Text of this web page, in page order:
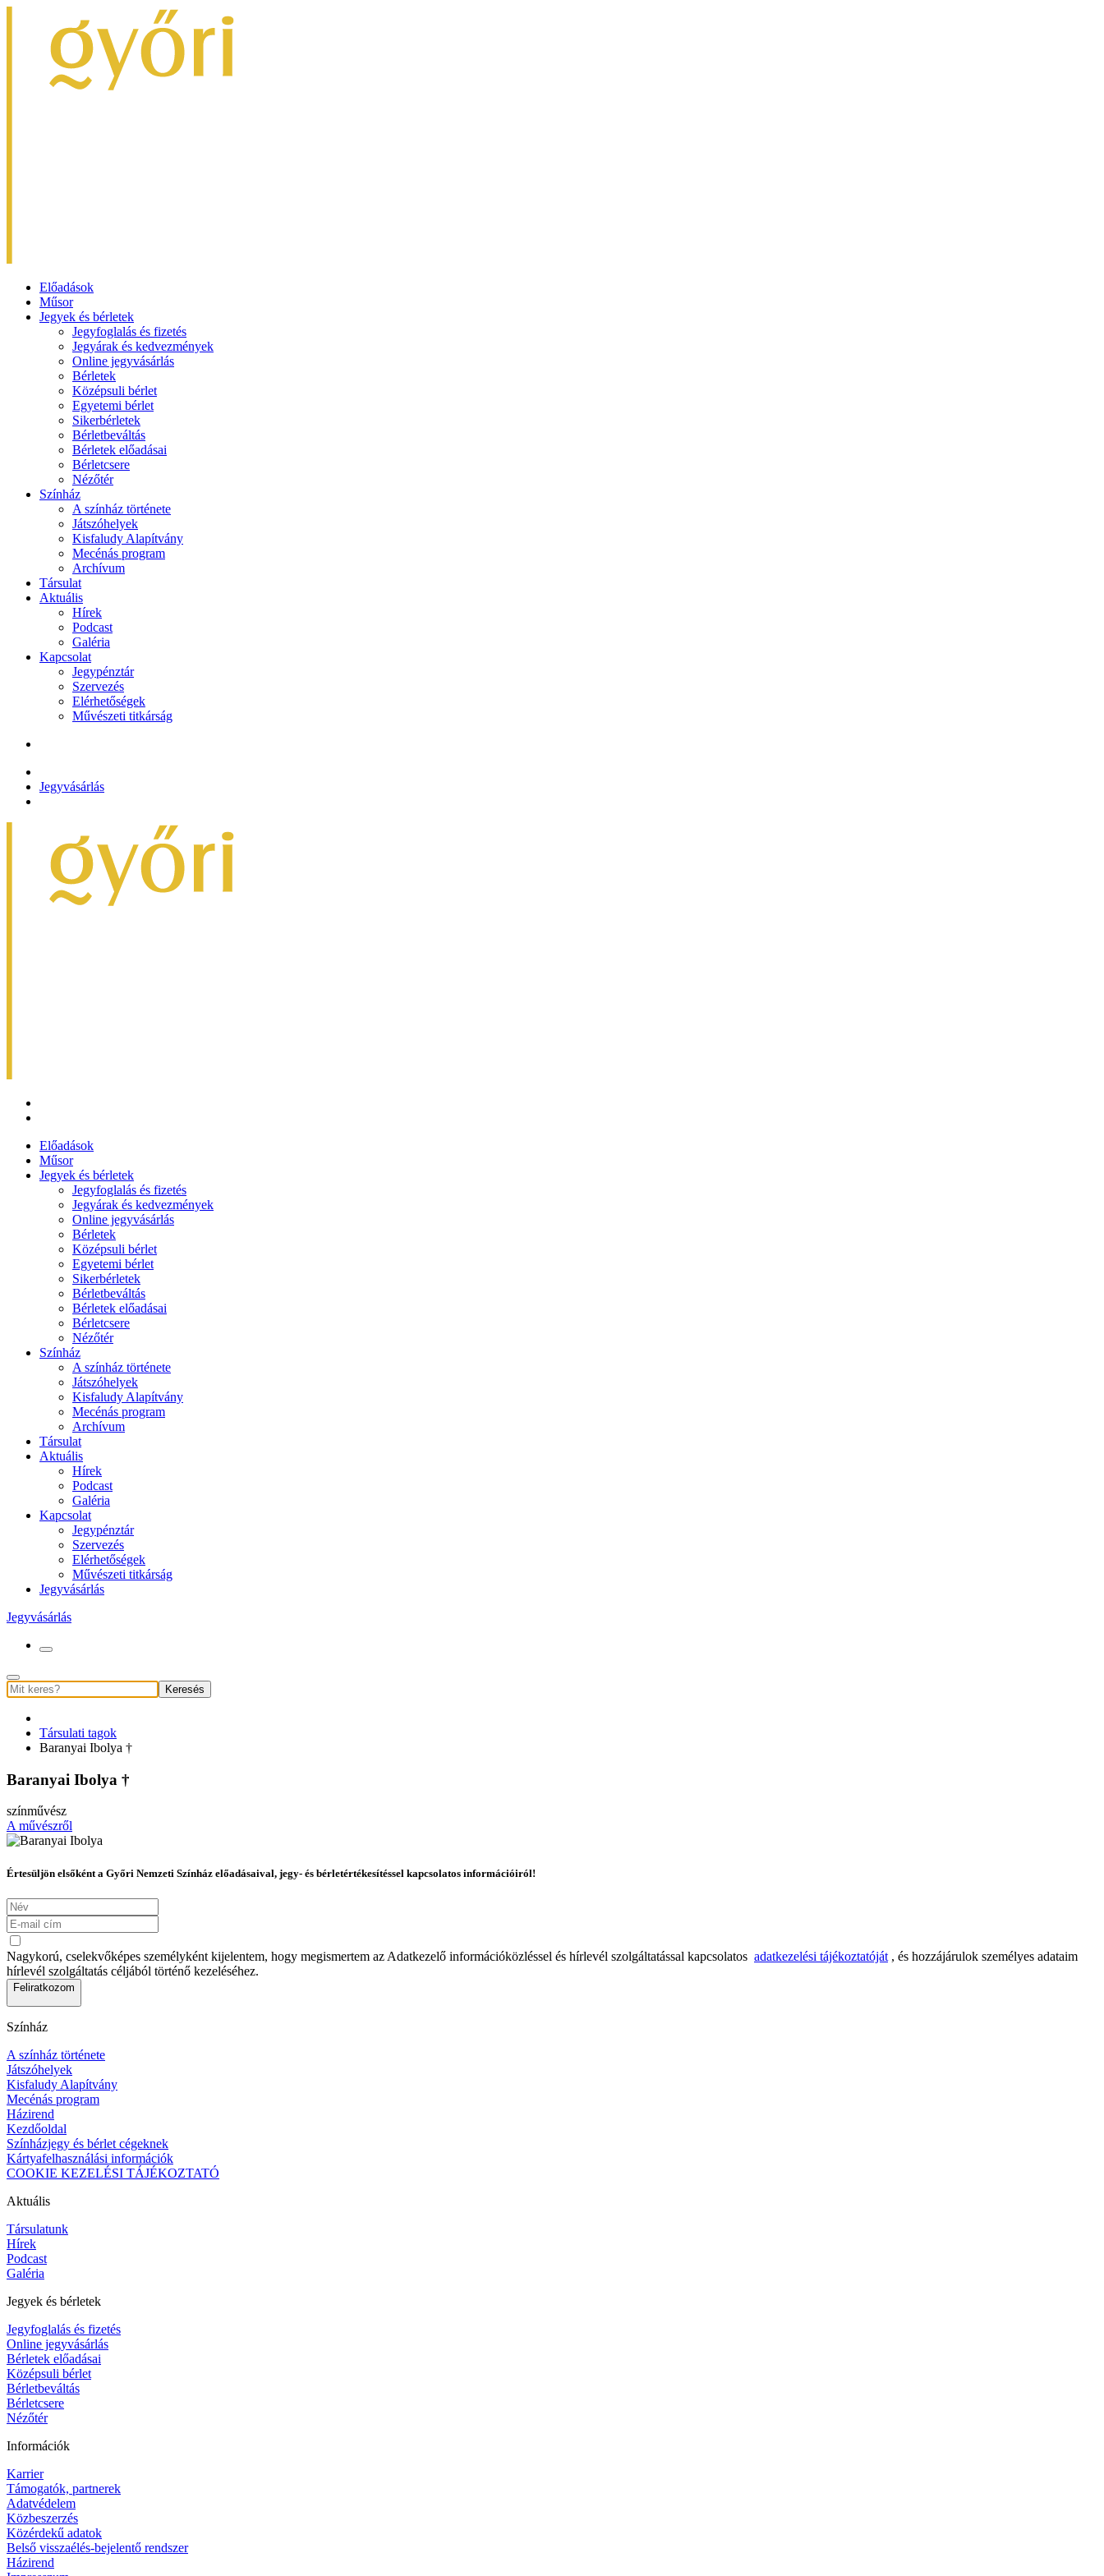
Előadások
Műsor
Jegyek és bérletek
Jegyfoglalás és fizetés
Jegyárak és kedvezmények
Online jegyvásárlás
Bérletek
Középsuli bérlet
Egyetemi bérlet
Sikerbérletek
Bérletbeváltás
Bérletek előadásai
Bérletcsere
Nézőtér
Színház
A színház története
Játszóhelyek
Kisfaludy Alapítvány
Mecénás program
Archívum
Társulat
Aktuális
Hírek
Podcast
Galéria
Kapcsolat
Jegypénztár
Szervezés
Elérhetőségek
Művészeti titkárság
Jegyvásárlás
Előadások
Műsor
Jegyek és bérletek
Jegyfoglalás és fizetés
Jegyárak és kedvezmények
Online jegyvásárlás
Bérletek
Középsuli bérlet
Egyetemi bérlet
Sikerbérletek
Bérletbeváltás
Bérletek előadásai
Bérletcsere
Nézőtér
Színház
A színház története
Játszóhelyek
Kisfaludy Alapítvány
Mecénás program
Archívum
Társulat
Aktuális
Hírek
Podcast
Galéria
Kapcsolat
Jegypénztár
Szervezés
Elérhetőségek
Művészeti titkárság
Jegyvásárlás
Jegyvásárlás
Keresés
Társulati tagok
Baranyai Ibolya †
Baranyai Ibolya †
színművész
A művészről
Értesüljön elsőként a Győri Nemzeti Színház előadásaival, jegy- és bérletértékesítéssel kapcsolatos információiról!
Nagykorú, cselekvőképes személyként kijelentem, hogy megismertem az Adatkezelő információközléssel és hírlevél szolgáltatással kapcsolatos adatkezelési tájékoztatóját , és hozzájárulok személyes adataim
hírlevél szolgáltatás céljából történő kezeléséhez.
Feliratkozom
Színház
A színház története
Játszóhelyek
Kisfaludy Alapítvány
Mecénás program
Házirend
Kezdőoldal
Színházjegy és bérlet cégeknek
Kártyafelhasználási információk
COOKIE KEZELÉSI TÁJÉKOZTATÓ
Aktuális
Társulatunk
Hírek
Podcast
Galéria
Jegyek és bérletek
Jegyfoglalás és fizetés
Online jegyvásárlás
Bérletek előadásai
Középsuli bérlet
Bérletbeváltás
Bérletcsere
Nézőtér
Információk
Karrier
Támogatók, partnerek
Adatvédelem
Közbeszerzés
Közérdekű adatok
Belső visszaélés-bejelentő rendszer
Házirend